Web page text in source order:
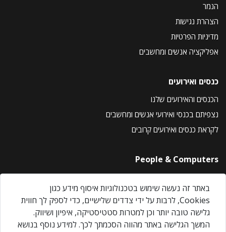
הנמר
הצהרת נגישות
מדיניות הפרטיות
אפליקציה אנשים ומחשבים
כנסים ואירועים
הכנסים והאירועים שלנו
נצפיתם בכנסי ואירועי אנשים ומחשבים
לקראת כנסים ואירועים קרובים
People & Computers
About Us
Privacy Policy
Contact Us
Our Events
באתר זה נעשה שימוש בטכנולוגיות איסוף מידע כגון
Cookies, לרבות על ידי צדדים שלישיים, כדי לספק לך חווית
גלישה טובה יותר וכן למטרות סטטיסטיקה, איפיון ושיווק.
המשך הגלישה באתר מהווה הסכמתך לכך. למידע נוסף בנושא